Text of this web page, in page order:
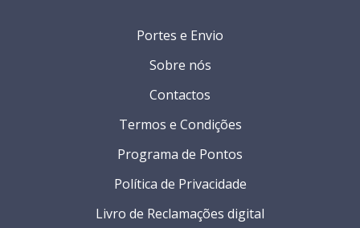
Portes e Envio
Sobre nós
Contactos
Termos e Condições
Programa de Pontos
Política de Privacidade
Livro de Reclamações digital